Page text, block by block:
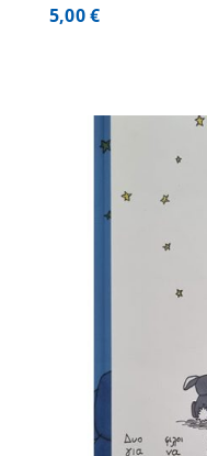
5,00€